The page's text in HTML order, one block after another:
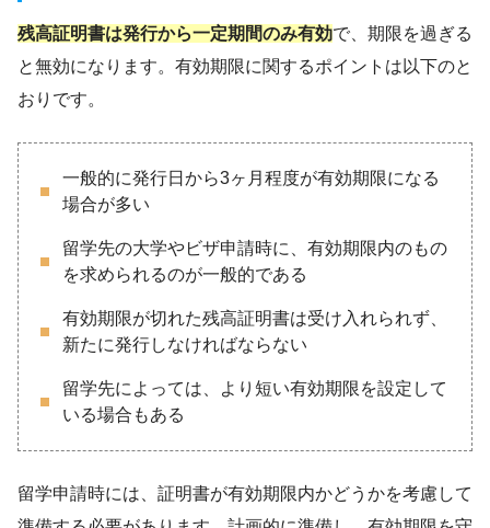
残高証明書は発行から一定期間のみ有効で、期限を過ぎる
と無効になります。有効期限に関するポイントは以下のと
おりです。
一般的に発行日から3ヶ月程度が有効期限になる
場合が多い
留学先の大学やビザ申請時に、有効期限内のもの
を求められるのが一般的である
有効期限が切れた残高証明書は受け入れられず、
新たに発行しなければならない
留学先によっては、より短い有効期限を設定して
いる場合もある
留学申請時には、証明書が有効期限内かどうかを考慮して